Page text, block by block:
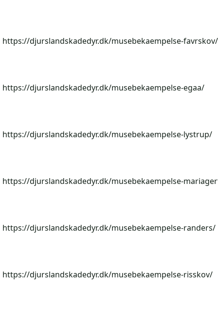
https://djurslandskadedyr.dk/musebekaempelse-favrskov/
https://djurslandskadedyr.dk/musebekaempelse-egaa/
https://djurslandskadedyr.dk/musebekaempelse-lystrup/
https://djurslandskadedyr.dk/musebekaempelse-
https://djurslandskadedyr.dk/musebekaempelse-randers/
https://djurslandskadedyr.dk/musebekaempelse-risskov/